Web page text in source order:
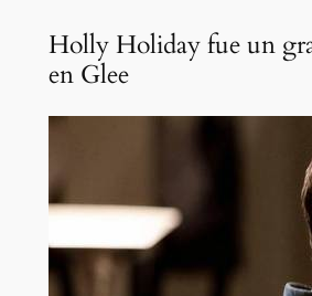
Holly Holiday fue un
en Glee